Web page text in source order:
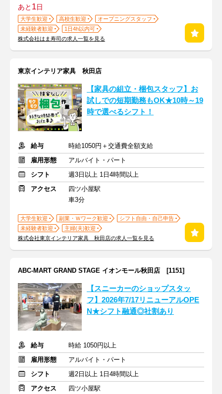
あと 1日
大学生歓迎 高校生歓迎
オープニングスタッフ
未経験者歓迎
1日4h以内可
株式会社はま寿司の求人一覧を見る
東京インテリア家具 秋田店
【家具の組立・梱包スタッフ】お
試しでの短期勤務もOK★10時～19
時で選べるシフト！
給与
時給1050円＋交通費全額支給
雇用形態
アルバイト・パート
シフト
週3日以上 1日4時間以上
アクセス
四ツ小屋駅
車3分
大学生歓迎 副業・Ｗワーク歓迎
シフト自由・自己申告
未経験者歓迎
主婦(夫)歓迎
株式会社東京インテリア家具 秋田店の求人一覧を見る
ABC-MART GRAND STAGE イオンモール秋田店 [1151]
【スニーカーのショップスタッ
フ】2026年7/17リニューアルOPE
N★シフト融通◎社割あり
給与
時給 1050円以上
雇用形態
アルバイト・パート
シフト
週2日以上 1日4時間以上
アクセス
四ツ小屋駅